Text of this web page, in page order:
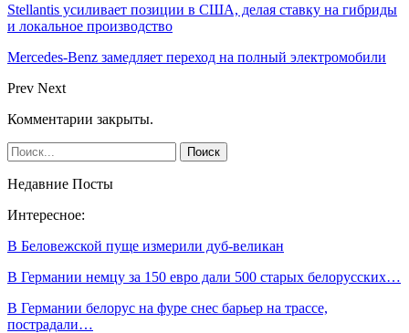
Stellantis усиливает позиции в США, делая ставку на гибриды
и локальное производство
Mercedes-Benz замедляет переход на полный электромобили
Prev Next
Комментарии закрыты.
Недавние Посты
Интересное:
В Беловежской пуще измерили дуб-великан
В Германии немцу за 150 евро дали 500 старых белорусских…
В Германии белорус на фуре снес барьер на трассе,
пострадали…